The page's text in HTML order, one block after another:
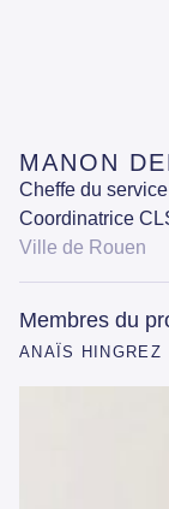
MANON
Cheffe du
Coordinatrice
Ville de Rouen
Membres du
ANAÏS HINGREZ